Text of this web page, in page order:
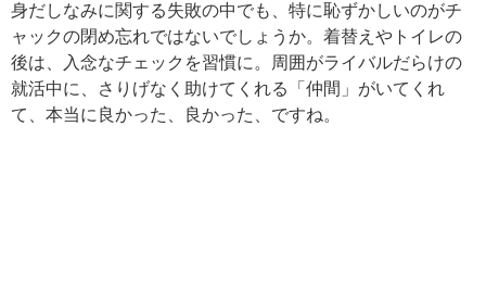
身だしなみに関する失敗の中でも、特に恥ずかしいのがチ
ャックの閉め忘れではないでしょうか。着替えやトイレの
後は、入念なチェックを習慣に。周囲がライバルだらけの
就活中に、さりげなく助けてくれる「仲間」がいてくれ
て、本当に良かった、良かった、ですね。